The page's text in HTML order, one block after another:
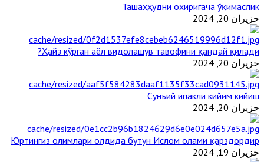
Ташаҳҳудни охиригача ўқимаслик
حزيران 20, 2024
Ҳайз кўрган аёл видолашув тавофини қандай қилади?
حزيران 20, 2024
Сунъий ипакли кийим кийиш
حزيران 20, 2024
Юртингиз олимлари олдида бутун Ислом олами қарздордир
حزيران 19, 2024